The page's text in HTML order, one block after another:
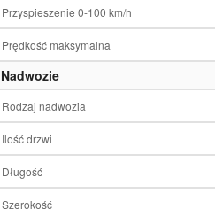
Przyspieszenie 0-100 km/h
Prędkość maksymalna
Nadwozie
Rodzaj nadwozia
Ilość drzwi
Długość
Szerokość